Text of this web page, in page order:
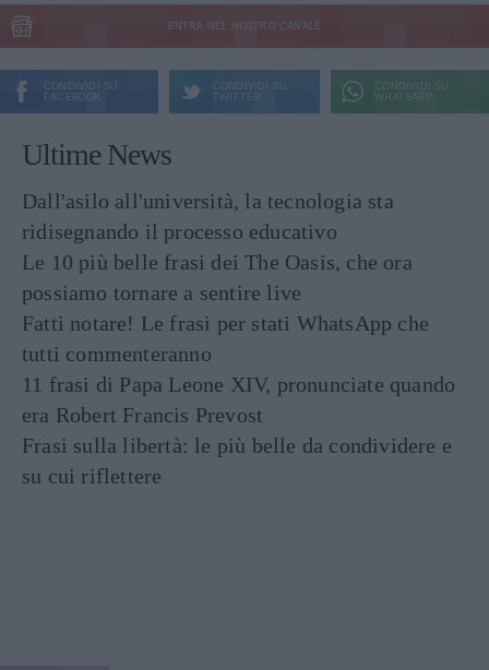
ENTRA NEL NOSTRO CANALE
CONDIVIDI SU
FACEBOOK
CONDIVIDI SU
TWITTER
CONDIVIDI SU
WHATSAPP
Ultime News
Dall'asilo all'università, la tecnologia sta
ridisegnando il processo educativo
Le 10 più belle frasi dei The Oasis, che ora
possiamo tornare a sentire live
Fatti notare! Le frasi per stati WhatsApp che
tutti commenteranno
11 frasi di Papa Leone XIV, pronunciate quando
era Robert Francis Prevost
Frasi sulla libertà: le più belle da condividere e
su cui riflettere